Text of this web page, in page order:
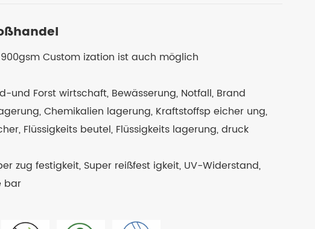
Custom ization ist auch möglich
und Forst wirtschaft, Bewässerung, Notfall, Brand
Chemikalien lagerung, Kraftstoffsp eicher ung,
Flüssigkeits beutel, Flüssigkeits lagerung, druck
zug festigkeit, Super reißfest igkeit, UV-Widerstand,
bar